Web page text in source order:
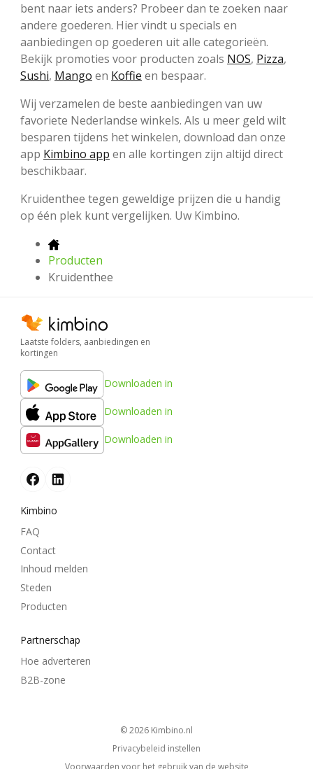
bent naar iets anders? Probeer dan te zoeken naar
andere goederen. Hier vindt u specials en
aanbiedingen op goederen uit alle categorieën.
Bekijk promoties voor producten zoals NOS, Pizza,
Sushi, Mango en Koffie en bespaar.
Wij verzamelen de beste aanbiedingen van uw
favoriete Nederlandse winkels. Als u meer geld wilt
besparen tijdens het winkelen, download dan onze
app Kimbino app en alle kortingen zijn altijd direct
beschikbaar.
Kruidenthee tegen geweldige prijzen die u handig
op één plek kunt vergelijken. Uw Kimbino.
Producten
Kruidenthee
Laatste folders, aanbiedingen en
kortingen
Downloaden in
Downloaden in
Downloaden in
Kimbino
FAQ
Contact
Inhoud melden
Steden
Producten
Partnerschap
Hoe adverteren
B2B-zone
© 2026
kimbino.nl
Privacybeleid instellen